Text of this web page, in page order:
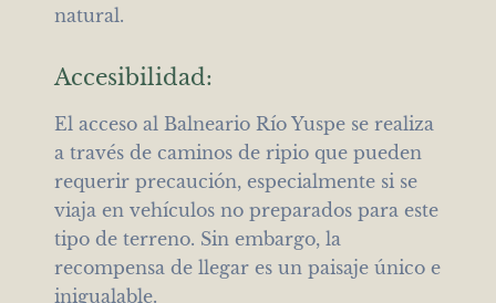
natural.
Accesibilidad:
El acceso al Balneario Río Yuspe se realiza
a través de caminos de ripio que pueden
requerir precaución, especialmente si se
viaja en vehículos no preparados para este
tipo de terreno. Sin embargo, la
recompensa de llegar es un paisaje único e
inigualable.